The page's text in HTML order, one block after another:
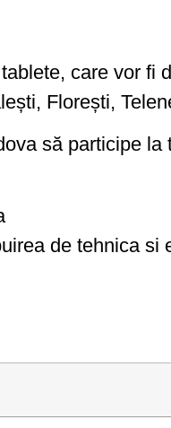
care vor fi
Florești,
să participe
de tehnica si